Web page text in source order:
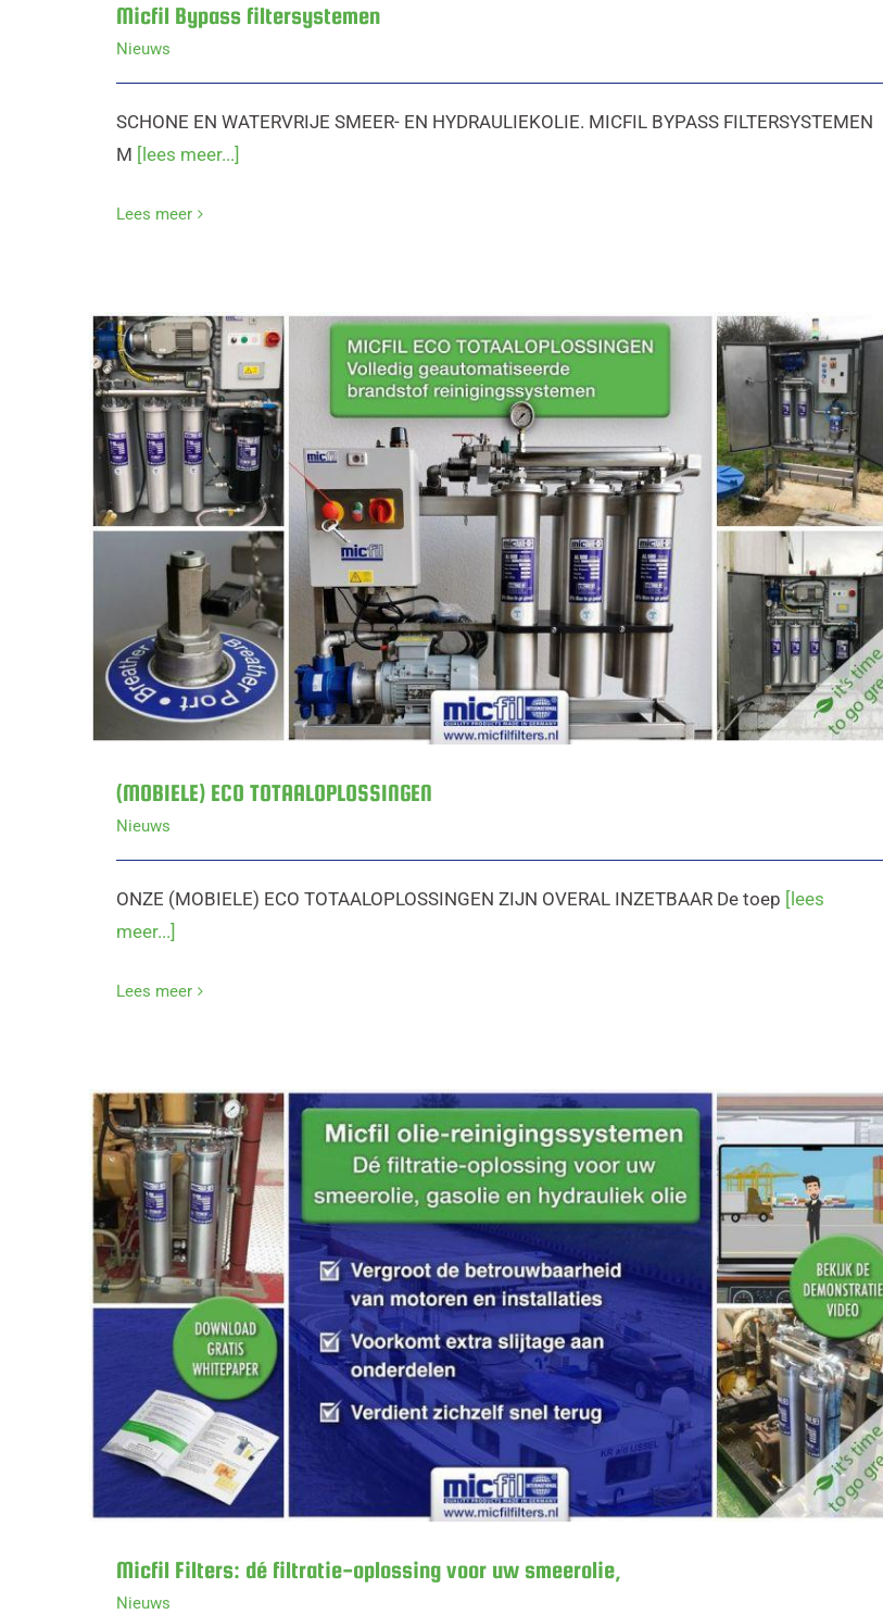
Micfil Bypass filtersystemen
Nieuws
SCHONE EN WATERVRIJE SMEER- EN HYDRAULIEKOLIE. MICFIL BYPASS FILTERSYSTEMEN
M [lees meer...]
Lees meer
(MOBIELE) ECO TOTAALOPLOSSINGEN
(MOBIELE) ECO TOTAALOPLOSSINGEN
Nieuws
ONZE (MOBIELE) ECO TOTAALOPLOSSINGEN ZIJN OVERAL INZETBAAR De toep [lees
meer...]
Lees meer
Micfil Filters: dé filtratie-oplossing voor uw smeerolie,
Micfil Filters: dé filtratie-oplossing voor uw smeerolie,
Nieuws